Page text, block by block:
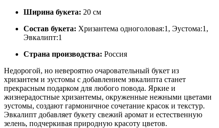
Ширина букета: 20 см
Состав букета: Хризантема одноголовая:1, Эустома:1,
Эвкалипт:1
Страна производства: Россия
Недорогой, но невероятно очаровательный букет из
хризантем и эустомы с добавлением эвкалипта станет
прекрасным подарком для любого повода. Яркие и
жизнерадостные хризантемы, окруженные нежными цветами
эустомы, создают гармоничное сочетание красок и текстур.
Эвкалипт добавляет букету свежий аромат и естественную
зелень, подчеркивая природную красоту цветов.